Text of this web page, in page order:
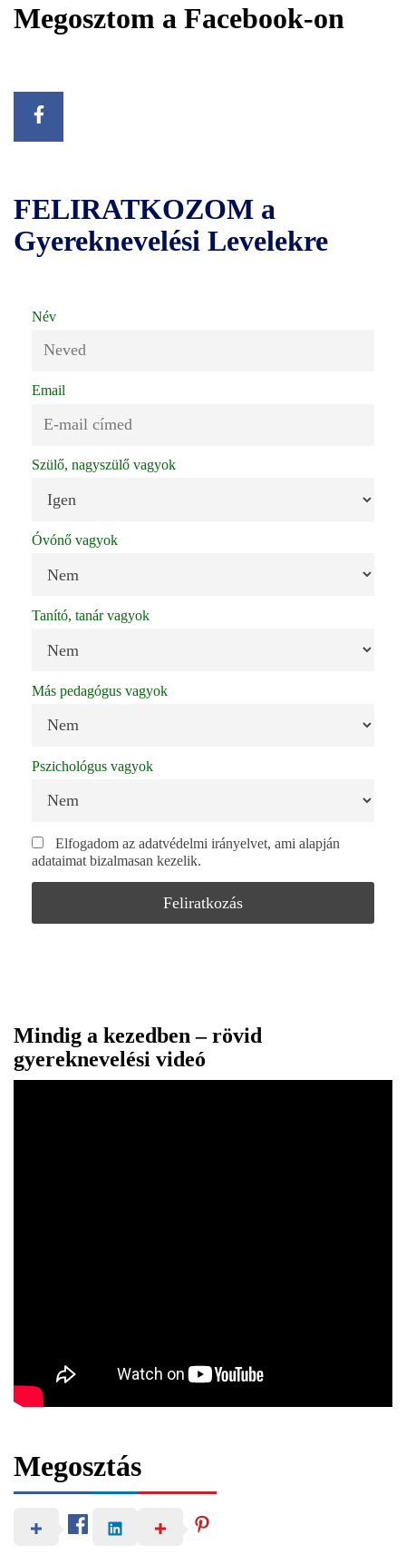
Megosztom a Facebook-on
FELIRATKOZOM a
Gyereknevelési Levelekre
Név
Email
Szülő, nagyszülő vagyok
Óvónő vagyok
Tanító, tanár vagyok
Más pedagógus vagyok
Pszichológus vagyok
Elfogadom az adatvédelmi irányelvet, ami alapján
adataimat bizalmasan kezelik.
Mindig a kezedben – rövid
gyereknevelési videó
Megosztás